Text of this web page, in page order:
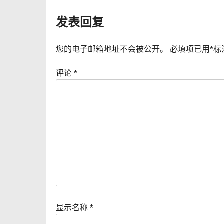
航
发表回复
您的电子邮箱地址不会被公开。 必填项已用*标
评论 *
显示名称 *